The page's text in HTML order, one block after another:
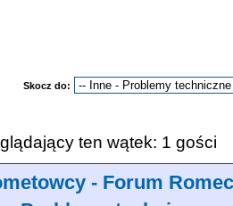
Skocz do:
ten wątek: 1 gości
- Forum